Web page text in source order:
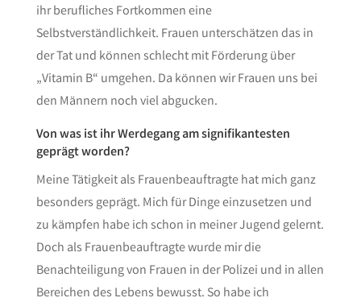
ihr berufliches Fortkommen eine
Selbstverständlichkeit. Frauen unterschätzen das in
der Tat und können schlecht mit Förderung über
„Vitamin B“ umgehen. Da können wir Frauen uns bei
den Männern noch viel abgucken.
Von was ist ihr Werdegang am signifikantesten
geprägt worden?
Meine Tätigkeit als Frauenbeauftragte hat mich ganz
besonders geprägt. Mich für Dinge einzusetzen und
zu kämpfen habe ich schon in meiner Jugend gelernt.
Doch als Frauenbeauftragte wurde mir die
Benachteiligung von Frauen in der Polizei und in allen
Bereichen des Lebens bewusst. So habe ich